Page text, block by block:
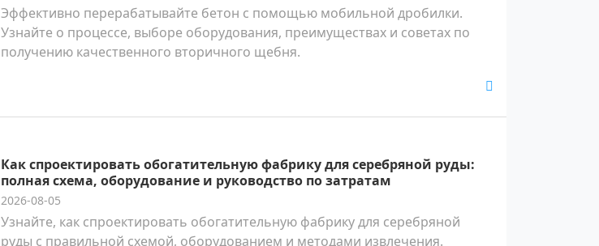
Эффективно перерабатывайте бетон с помощью мобильной дробилки.
Узнайте о процессе, выборе оборудования, преимуществах и советах по
получению качественного вторичного щебня.
Как спроектировать обогатительную фабрику для серебряной руды:
полная схема, оборудование и руководство по затратам
2026-08-05
Узнайте, как спроектировать обогатительную фабрику для серебряной
руды с правильной схемой, оборудованием и методами извлечения.